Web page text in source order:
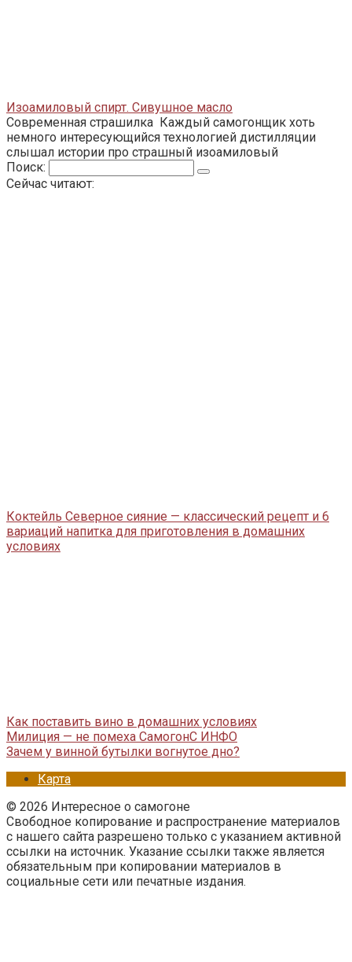
Изоамиловый спирт. Сивушное масло
Современная страшилка Каждый самогонщик хоть
немного интересующийся технологией дистилляции
слышал истории про страшный изоамиловый
Поиск:
Сейчас читают:
Коктейль Северное сияние — классический рецепт и 6
вариаций напитка для приготовления в домашних
условиях
Как поставить вино в домашних условиях
Милиция — не помеха СамогонС ИНФО
Зачем у винной бутылки вогнутое дно?
Карта
© 2026 Интересное о самогоне
Свободное копирование и распространение материалов
с нашего сайта разрешено только с указанием активной
ссылки на источник. Указание ссылки также является
обязательным при копировании материалов в
социальные сети или печатные издания.